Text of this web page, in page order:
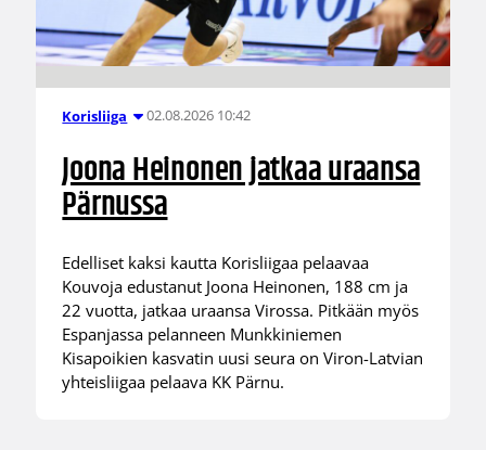
Korisliiga 02.08.2026 10:42
Joona Heinonen jatkaa uraansa
Pärnussa
Edelliset kaksi kautta Korisliigaa pelaavaa
Kouvoja edustanut Joona Heinonen, 188 cm ja
22 vuotta, jatkaa uraansa Virossa. Pitkään myös
Espanjassa pelanneen Munkkiniemen
Kisapoikien kasvatin uusi seura on Viron-Latvian
yhteisliigaa pelaava KK Pärnu.